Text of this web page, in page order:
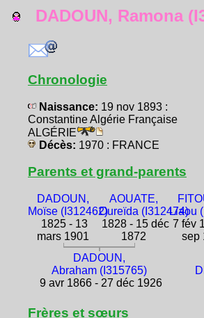
DADOUN, Ramona
Chronologie
Naissance: 19 nov 1893 :
Constantine Algérie Française
ALGÉRIE
Décès: 1970 : FRANCE
Parents et grand-parents
DADOUN,
Moïse (I312462)
1825 - 13
mars 1901
AOUATE,
Oureïda (I312474)
1828 - 15 déc
1872
Liaou
7 fév
sep
DADOUN,
Abraham (I315765)
9 avr 1866 - 27 déc 1926
Frères et sœurs